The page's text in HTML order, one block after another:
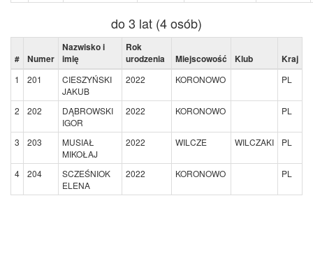
do 3 lat (4 osób)
# Numer
Nazwisko i
imię
Rok
urodzenia
Miejscowość Klub Kraj
1 201
CIESZYŃSKI
JAKUB
2022 KORONOWO PL
2 202
DĄBROWSKI
IGOR
2022 KORONOWO PL
3 203
MUSIAŁ
MIKOŁAJ
2022 WILCZE WILCZAKI PL
4 204
SCZEŚNIOK
ELENA
2022 KORONOWO PL